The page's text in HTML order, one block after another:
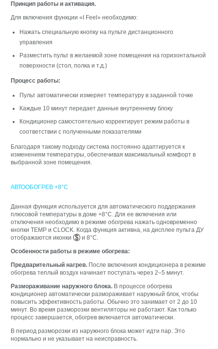
Принцип работы и активация.
Для включения функции «I Feel» необходимо:
Нажать специальную кнопку на пульте дистанционного
управления
Разместить пульт в желаемой зоне помещения на горизонтальной
поверхности (стол, полка и т.д.)
Процесс работы:
Пульт автоматически измеряет температуру в заданной точке
Каждые 10 минут передает данные внутреннему блоку
Кондиционер самостоятельно корректирует режим работы в
соответствии с полученными показателями
Благодаря такому подходу система постоянно адаптируется к
изменениям температуры, обеспечивая максимальный комфорт в
выбранной зоне помещения.
АВТООБОГРЕВ +8°C
Данная функция используется для автоматического поддержания
плюсовой температуры в доме +8°C. Для ее включения или
отключения необходимо в режиме обогрева нажать одновременно
кнопки TEMP и CLOCK. Когда функция активна, на дисплее пульта ДУ
отображаются иконки
и 8°C.
Особенности работы в режиме обогрева:
Предварительный нагрев. После включения кондиционера в режиме
обогрева теплый воздух начинает поступать через 2–5 минут.
Размораживание наружного блока. В процессе обогрева
кондиционер автоматически размораживает наружный блок, чтобы
повысить эффективность работы. Обычно это занимает от 2 до 10
минут. Во время разморозки вентиляторы не работают. Как только
процесс завершается, обогрев включается автоматически.
В период разморозки из наружного блока может идти пар. Это
нормально и не указывает на неисправность.